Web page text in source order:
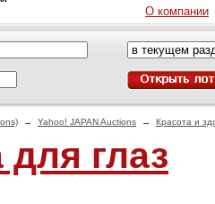
О компании
→ Yahoo! JAPAN Auctions → Красота и
глаз